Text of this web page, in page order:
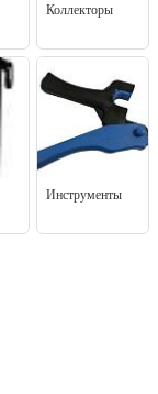
Коллекторы
Инструменты